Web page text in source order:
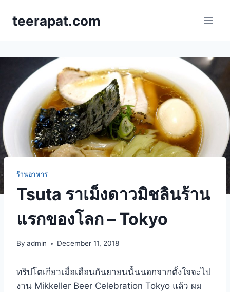
teerapat.com
ร้านอาหาร
Tsuta ราเม็งดาวมิชลินร้าน
แรกของโลก – Tokyo
By admin December 11, 2018
ทริปโตเกียวเมื่อเดือนกันยายนนั้นนอกจากตั้งใจจะไป
งาน Mikkeller Beer Celebration Tokyo แล้ว ผม